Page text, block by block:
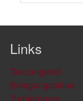
Links
Tanzangebot
Belegungspläne
Turnierpaare